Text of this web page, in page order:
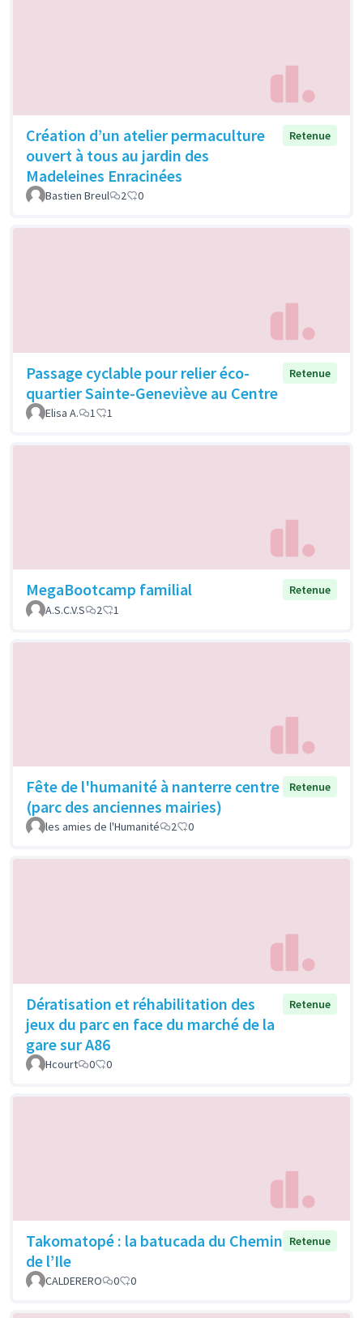
Création d’un atelier permaculture
ouvert à tous au jardin des
Madeleines Enracinées
Retenue
Bastien Breul 2 0
Passage cyclable pour relier éco-
quartier Sainte-Geneviève au Centre
Retenue
Elisa A. 1 1
MegaBootcamp familial
Retenue
A.S.C.V.S
2 1
Fête de l'humanité à nanterre centre
(parc des anciennes mairies)
Retenue
les amies de l'Humanité 2 0
Dératisation et réhabilitation des
jeux du parc en face du marché de la
gare sur A86
Retenue
Hcourt 0 0
Takomatopé : la batucada du Chemin
de l’Ile
Retenue
CALDERERO 0 0